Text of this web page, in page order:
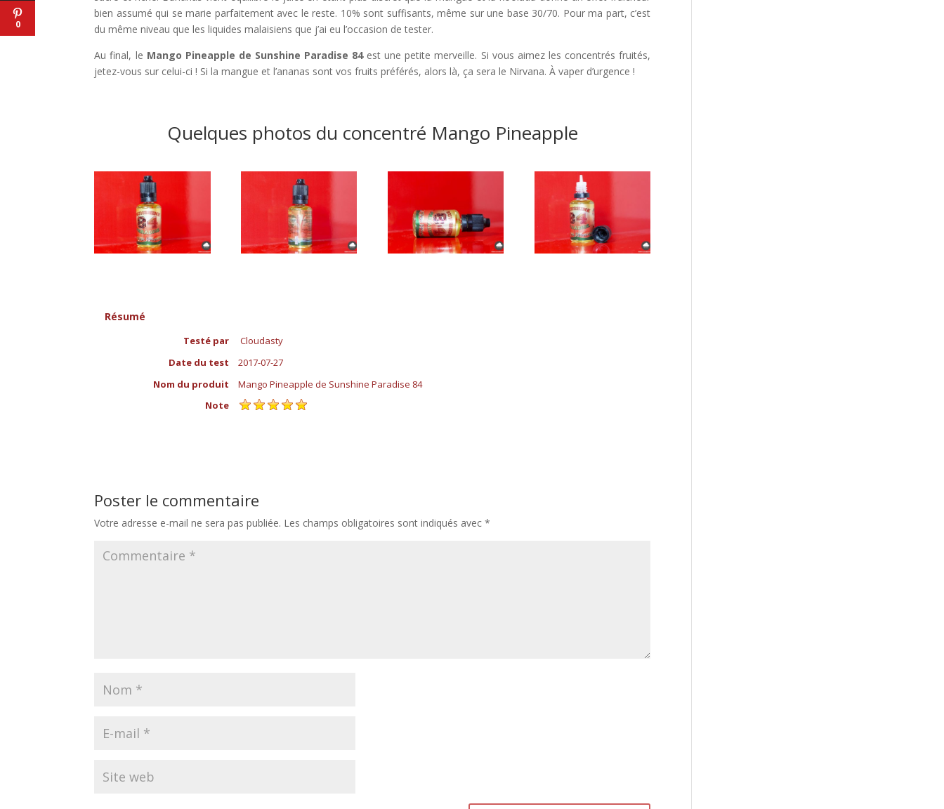
bien assumé qui se marie parfaitement avec le reste. 10% sont suffisants, même sur une base 30/70. Pour ma part, c’est
du même niveau que les liquides malaisiens que j’ai eu l’occasion de tester.
Au final, le Mango Pineapple de Sunshine Paradise 84est une petite merveille. Si vous aimez les concentrés fruités,
jetez-vous sur celui-ci ! Si la mangue et l’ananas sont vos fruits préférés, alors là, ça sera le Nirvana. À vaper d’urgence !
Quelques photos du concentré Mango Pineapple
Résumé
Testé par
Cloudasty
Date du test
2017-07-27
Nom du produit
Mango Pineapple de Sunshine Paradise 84
Note
Poster le commentaire
Votre adresse e-mail ne sera pas publiée. Les champs obligatoires sont indiqués avec*
0